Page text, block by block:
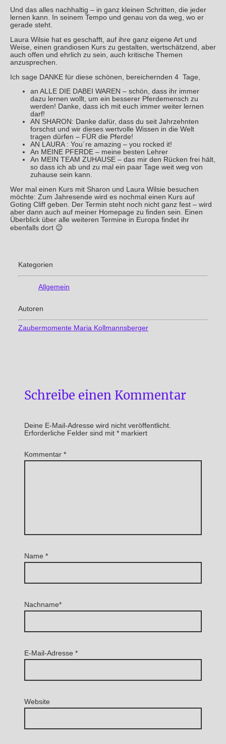
Und das alles nachhaltig – in ganz kleinen Schritten, die jeder
lernen kann. In seinem Tempo und genau von da weg, wo er
gerade steht.
Laura Wilsie hat es geschafft, auf ihre ganz eigene Art und
Weise, einen grandiosen Kurs zu gestalten, wertschätzend, aber
auch offen und ehrlich zu sein, auch kritische Themen
anzusprechen.
Ich sage DANKE für diese schönen, bereichernden 4 Tage,
an ALLE DIE DABEI WAREN – schön, dass ihr immer
dazu lernen wollt, um ein besserer Pferdemensch zu
werden! Danke, dass ich mit euch immer weiter lernen
darf!
AN SHARON: Danke dafür, dass du seit Jahrzehnten
forschst und wir dieses wertvolle Wissen in die Welt
tragen dürfen – FÜR die Pferde!
AN LAURA : You´re amazing – you rocked it!
An MEINE PFERDE – meine besten Lehrer
An MEIN TEAM ZUHAUSE – das mir den Rücken frei hält,
so dass ich ab und zu mal ein paar Tage weit weg von
zuhause sein kann.
Wer mal einen Kurs mit Sharon und Laura Wilsie besuchen
möchte: Zum Jahresende wird es nochmal einen Kurs auf
Goting Cliff geben. Der Termin steht noch nicht ganz fest – wird
aber dann auch auf meiner Homepage zu finden sein. Einen
Überblick über alle weiteren Termine in Europa findet ihr
ebenfalls dort 😉
Kategorien
Allgemein
Autoren
Zaubermomente Maria Kollmannsberger
Schreibe einen Kommentar
Deine E-Mail-Adresse wird nicht veröffentlicht.
Erforderliche Felder sind mit * markiert
Kommentar *
Name *
Nachname*
E-Mail-Adresse *
Website